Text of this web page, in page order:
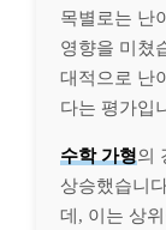
목별로는 난
영향을 미쳤
대적으로 난
다는 평가입
수학 가형의
상승했습니
데, 이는 상